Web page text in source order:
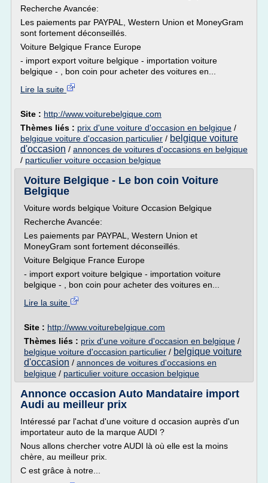
Recherche Avancée:
Les paiements par PAYPAL, Western Union et MoneyGram
sont fortement déconseillés.
Voiture Belgique France Europe
- import export voiture belgique - importation voiture
belgique - , bon coin pour acheter des voitures en...
Lire la suite
Site : http://www.voiturebelgique.com
Thèmes liés : prix d'une voiture d'occasion en belgique /
belgique voiture d'occasion particulier / belgique voiture
d'occasion / annonces de voitures d'occasions en belgique
/ particulier voiture occasion belgique
Voiture Belgique - Le bon coin Voiture
Belgique
Voiture words belgique Voiture Occasion Belgique
Recherche Avancée:
Les paiements par PAYPAL, Western Union et
MoneyGram sont fortement déconseillés.
Voiture Belgique France Europe
- import export voiture belgique - importation voiture
belgique - , bon coin pour acheter des voitures en...
Lire la suite
Site : http://www.voiturebelgique.com
Thèmes liés : prix d'une voiture d'occasion en belgique /
belgique voiture d'occasion particulier / belgique voiture
d'occasion / annonces de voitures d'occasions en
belgique / particulier voiture occasion belgique
Annonce occasion Auto Mandataire import
Audi au meilleur prix
Intéressé par l'achat d'une voiture d occasion auprès d'un
importateur auto de la marque AUDI ?
Nous allons chercher votre AUDI là où elle est la moins
chère, au meilleur prix.
C est grâce à notre...